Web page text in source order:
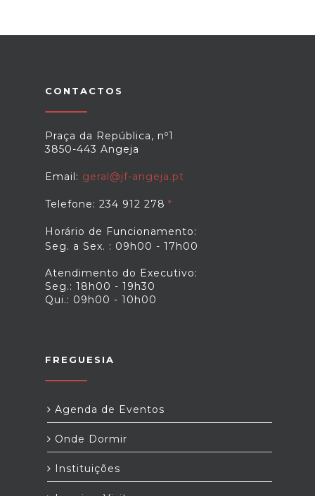
CONTACTOS
Praça da República, nº1
3850-443 Angeja
Email: geral@jf-angeja.pt
Telefone: 234 912 278
Horário de Funcionamento:
Seg. a Sex. : 09h00 - 17h00
Atendimento do Executivo:
Seg.: 18h00 - 19h30
Qui.: 09h00 - 10h00
FREGUESIA
Agenda de Eventos
Onde Dormir
Instituições